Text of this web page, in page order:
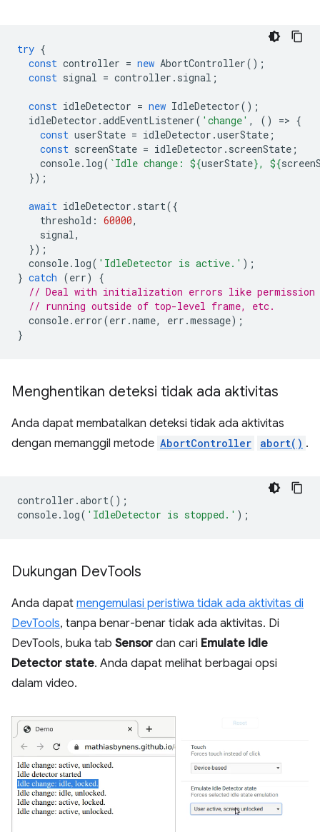
try {
const controller = new AbortController();
const signal = controller . signal ;
const idleDetector = new IdleDetector();
idleDetector .addEventListener( 'change' , () => {
const userState = idleDetector .userState ;
const screenState = idleDetector . screenState ;
console. log( `Idle change: ${userState}, ${
});
await idleDetector . start({
threshold : 60000,
signal,
});
console. log( 'IdleDetector is active.' );
} catch (err)
{
// Deal with initialization errors like permission
// running outside of top-level frame, etc.
console. error(err .name, err .message);
}
Menghentikan deteksi tidak ada aktivitas
Anda dapat membatalkan deteksi tidak ada aktivitas
dengan memanggil metode AbortController abort() .
controller .abort();
console. log( 'IdleDetector is stopped.' );
Dukungan DevTools
Anda dapat mengemulasi peristiwa tidak ada aktivitas di
DevTools, tanpa benar-benar tidak ada aktivitas. Di
DevTools, buka tab Sensor dan cari Emulate Idle
Detector state. Anda dapat melihat berbagai opsi
dalam video.